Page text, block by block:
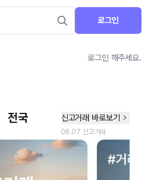
로그인
로그인 해주세요.